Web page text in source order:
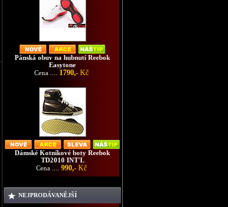
Pánská obuv na hubnutí Reebok
Easytone
Cena .... 1790,- Kč
Dámské Kotníkové boty Reebok
TD2010 INT'L
Cena .... 990,- Kč
NEJPRODÁVANĚJŠÍ